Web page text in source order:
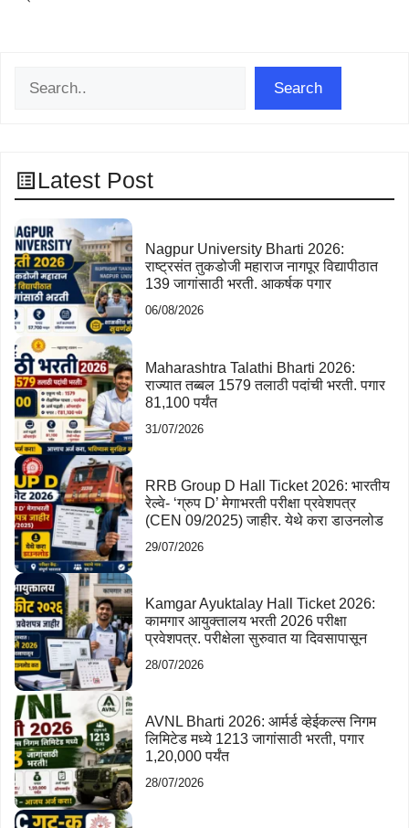
Search
Latest Post
Nagpur University Bharti 2026:
राष्ट्रसंत तुकडोजी महाराज नागपूर विद्यापीठात
139 जागांसाठी भरती. आकर्षक पगार
06/08/2026
Maharashtra Talathi Bharti 2026:
राज्यात तब्बल 1579 तलाठी पदांची भरती. पगार
81,100 पर्यंत
31/07/2026
RRB Group D Hall Ticket 2026: भारतीय
रेल्वे- ‘ग्रुप D’ मेगाभरती परीक्षा प्रवेशपत्र
(CEN 09/2025) जाहीर. येथे करा डाउनलोड
29/07/2026
Kamgar Ayuktalay Hall Ticket 2026:
कामगार आयुक्तालय भरती 2026 परीक्षा
प्रवेशपत्र. परीक्षेला सुरुवात या दिवसापासून
28/07/2026
AVNL Bharti 2026: आर्मर्ड व्हेईकल्स निगम
लिमिटेड मध्ये 1213 जागांसाठी भरती, पगार
1,20,000 पर्यंत
28/07/2026